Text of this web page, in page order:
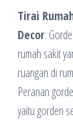
Tirai
Decor.
rumah sakit
ruangan di
Peranan
yaitu gorden